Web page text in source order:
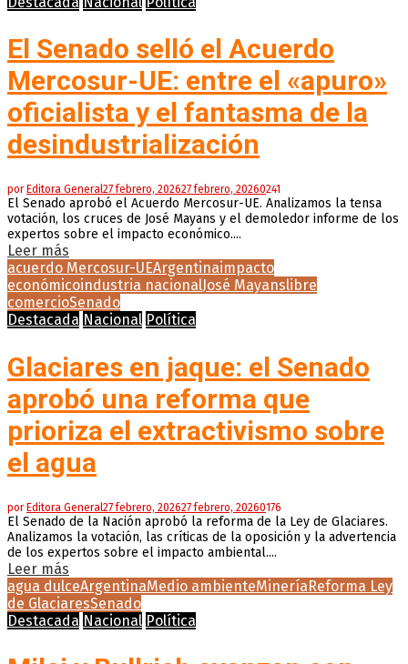
El Senado selló el Acuerdo
Mercosur-UE: entre el «apuro»
oficialista y el fantasma de la
desindustrialización
por Editora General27 febrero, 202627 febrero, 20260241
El Senado aprobó el Acuerdo Mercosur-UE. Analizamos la tensa
votación, los cruces de José Mayans y el demoledor informe de los
expertos sobre el impacto económico....
Leer más
acuerdo Mercosur-UEArgentinaimpacto
económicoindustria nacionalJosé Mayanslibre
comercioSenado
Destacada Nacional Política
Glaciares en jaque: el Senado
aprobó una reforma que
prioriza el extractivismo sobre
el agua
por Editora General27 febrero, 202627 febrero, 20260176
El Senado de la Nación aprobó la reforma de la Ley de Glaciares.
Analizamos la votación, las críticas de la oposición y la advertencia
de los expertos sobre el impacto ambiental....
Leer más
agua dulceArgentinaMedio ambienteMineríaReforma Ley
de GlaciaresSenado
Destacada Nacional Política